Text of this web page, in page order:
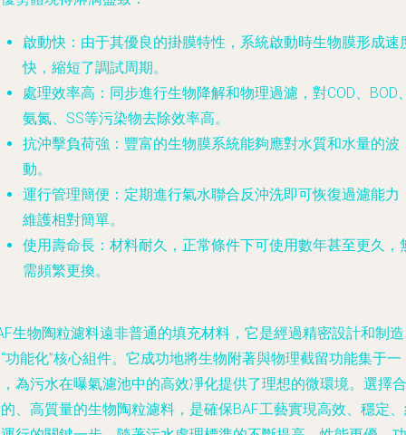
啟動快 ：由于其優良的掛膜特性，系統啟動時生物膜形成速
快，縮短了調試周期。
處理效率高 ：同步進行生物降解和物理過濾，對COD、BOD
氨氮、SS等污染物去除效率高。
抗沖擊負荷強 ：豐富的生物膜系統能夠應對水質和水量的波
動。
運行管理簡便 ：定期進行氣水聯合反沖洗即可恢復過濾能力
維護相對簡單。
使用壽命長 ：材料耐久，正常條件下可使用數年甚至更久，
需頻繁更換。
生物陶粒濾料遠非普通的填充材料，它是經過精密設計和制造
功能化”核心組件。它成功地將生物附著與物理截留功能集于一
為污水在曝氣濾池中的高效凈化提供了理想的微環境。選擇合
、高質量的生物陶粒濾料，是確保BAF工藝實現高效、穩定